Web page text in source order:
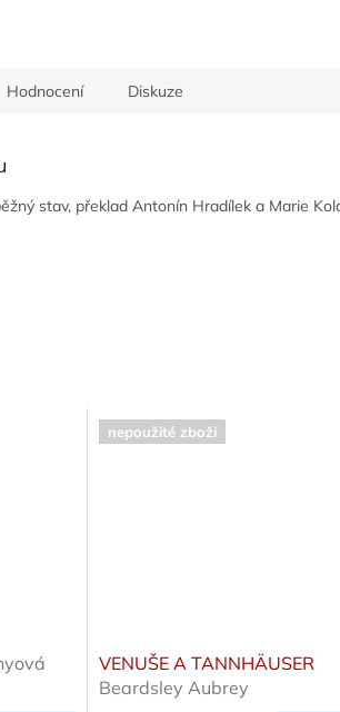
Hodnocení Diskuze
stav, překlad Antonín Hradílek a Marie
nepoužité zboží
VENUŠE A TANNHÄUSER
Beardsley Aubrey